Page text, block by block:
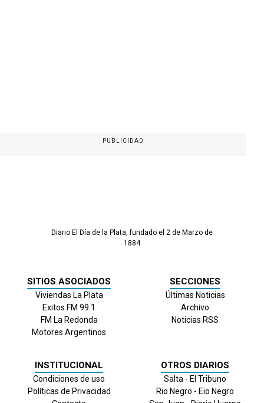
PUBLICIDAD
Diario El Día de la Plata, fundado el 2 de Marzo de
1884
SITIOS ASOCIADOS
Viviendas La Plata
Exitos FM 99.1
FM La Redonda
Motores Argentinos
SECCIONES
Últimas Noticias
Archivo
Noticias RSS
INSTITUCIONAL
Condiciones de uso
Políticas de Privacidad
OTROS DIARIOS
Salta - El Tribuno
Rio Negro - Eio Negro